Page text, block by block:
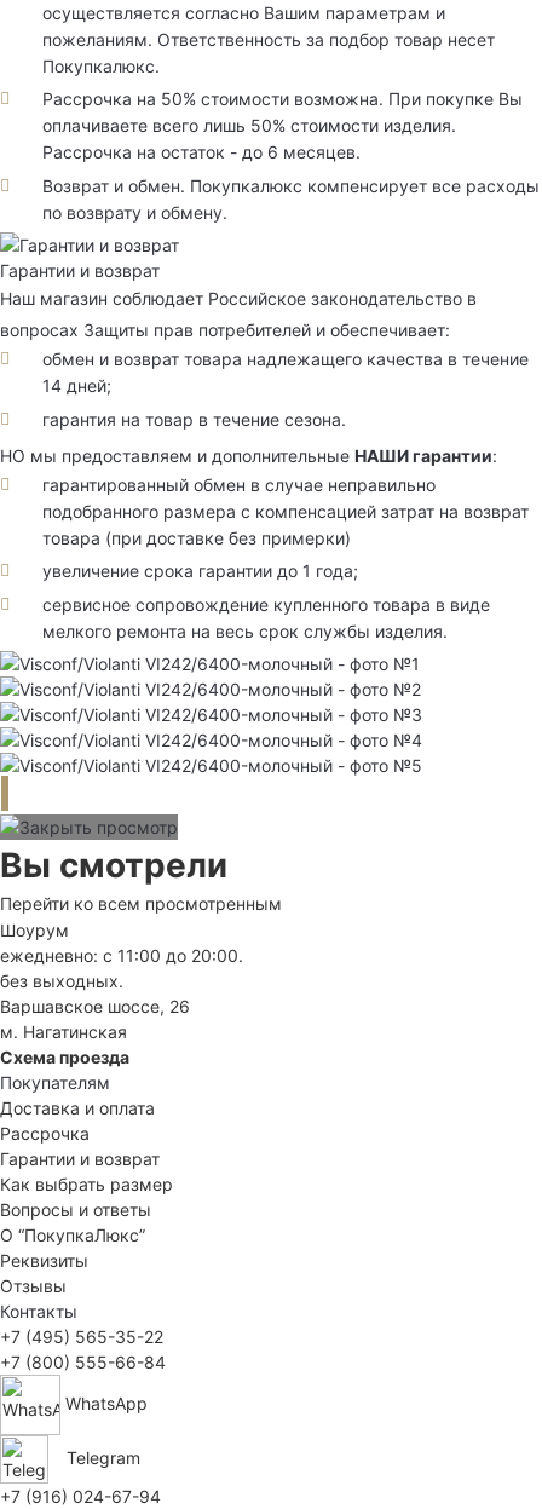
осуществляется согласно Вашим параметрам и
пожеланиям. Ответственность за подбор товар несет
Покупкалюкс.
Рассрочка на 50% стоимости возможна. При покупке Вы
оплачиваете всего лишь 50% стоимости изделия.
Рассрочка на остаток - до 6 месяцев.
Возврат и обмен. Покупкалюкс компенсирует все расходы
по возврату и обмену.
Гарантии и возврат
Наш магазин соблюдает Российское законодательство в
вопросах Защиты прав потребителей и обеспечивает:
обмен и возврат товара надлежащего качества в течение
14 дней;
гарантия на товар в течение сезона.
НО мы предоставляем и дополнительные НАШИ гарантии:
гарантированный обмен в случае неправильно
подобранного размера с компенсацией затрат на возврат
товара (при доставке без примерки)
увеличение срока гарантии до 1 года;
сервисное сопровождение купленного товара в виде
мелкого ремонта на весь срок службы изделия.
Вы смотрели
Перейти ко всем просмотренным
Шоурум
ежедневно: с 11:00 до 20:00.
без выходных.
Варшавское шоссе, 26
м. Нагатинская
Схема проезда
Покупателям
Доставка и оплата
Рассрочка
Гарантии и возврат
Как выбрать размер
Вопросы и ответы
О “ПокупкаЛюкс”
Реквизиты
Отзывы
Контакты
+7 (495) 565-35-22
+7 (800) 555-66-84
WhatsApp
Telegram
+7 (916) 024-67-94